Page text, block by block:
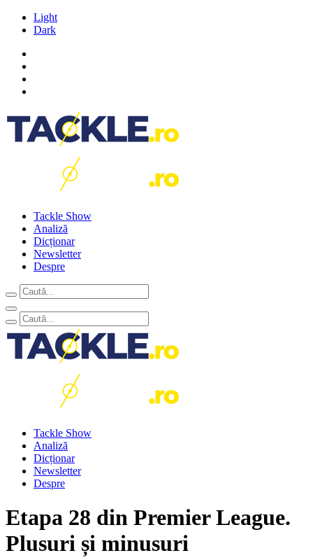
Light
Dark
Tackle Show
Analiză
Dicționar
Newsletter
Despre
Tackle Show
Analiză
Dicționar
Newsletter
Despre
Etapa 28 din Premier League.
Plusuri și minusuri